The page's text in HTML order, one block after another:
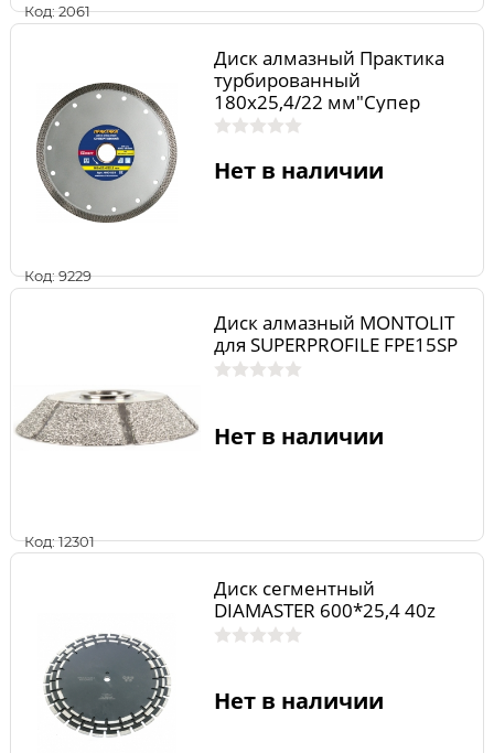
Код: 2061
Код: 9229
Диск алмазный Практика
турбированный
180х25,4/22 мм"Супер
тонкий"
Нет в наличии
Код: 12301
Диск алмазный MONTOLIT
для SUPERPROFILE FPE15SP
Нет в наличии
Диск сегментный
DIAMASTER 600*25,4 40z
Нет в наличии